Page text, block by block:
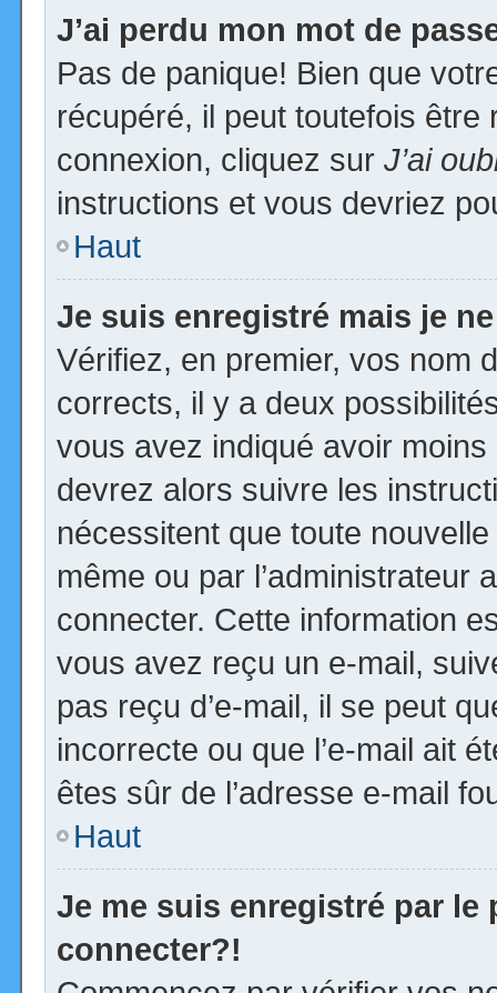
J’ai perdu mon mot de
Pas de panique! Bien que
récupéré, il peut toutefois
connexion, cliquez sur J’ai
instructions et vous devriez
Haut
Je suis enregistré mais je
Vérifiez, en premier, vos nom
corrects, il y a deux
vous avez indiqué avoir
devrez alors suivre les
nécessitent que toute
même ou par l’administrateur
connecter. Cette information
vous avez reçu un e-mail,
pas reçu d’e-mail, il se peut
incorrecte ou que l’e-mail ait
êtes sûr de l’adresse e-mail
Haut
Je me suis enregistré par le
connecter?!